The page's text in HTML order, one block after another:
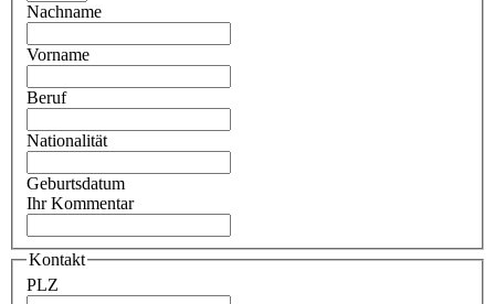
Nachname
Vorname
Beruf
Nationalität
Geburtsdatum
Ihr Kommentar
Kontakt
PLZ